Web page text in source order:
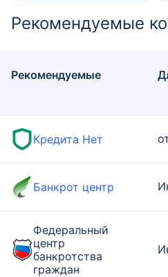
Рекомендуемые
Рекомендуемые
Кредита Нет
Банкрот центр
Федеральный
центр
банкротства
граждан